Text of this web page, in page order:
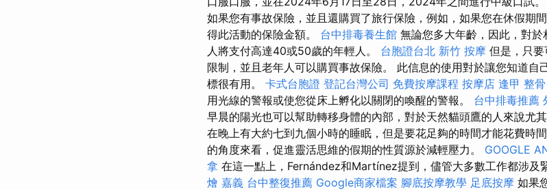
如果您有事故保險，並且還購買了旅行保險，例如，如果您在休假期
得此活動的保險金額。 台中排毒養生館 無論您多大年齡，因此，對
人將支付高達40或50歲的年輕人。 台胞證台北 新竹 按摩 但是，只
限制，並且老年人可以購買事故保險。 此信息的使用對於讓您知道自
標很有用。 卡式台胞證 登記台灣公司 免費按摩課程 按摩店 逢甲 整骨
用光線的警報或使您從床上孵化以關閉的喚醒的警報。 台中排毒推薦
早晨的陽光也可以幫助轉移身體的內部，對於天然貓頭鷹的人來說尤其
在晚上有大約七到九個小時的睡眠，但是要花足夠的時間才能花費時
的角度來看，促進靈活思維的假期的性質源於減輕壓力。 GOOGLE
拿 在這一點上，Fernández和Martínez提到，儘管大多數工作都涉及
燴 嘉義 台中整復推薦 Google商家檔案 腳底按摩教學 足底按摩 如果